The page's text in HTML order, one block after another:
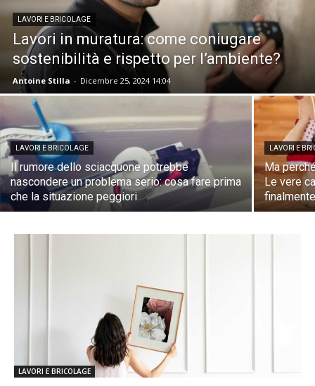
LAVORI E BRICOLAGE
Lavori in muratura: come coniugare
sostenibilità e rispetto per l’ambiente?
Antoine Stilla - Dicembre 25, 2024 14:04
LAVORI E BRICOLAGE
Il rumore dello sciacquone potrebbe
nascondere un problema serio: cosa fare prima
che la situazione peggiori
LAVORI E
Ma
Le vere
LAVORI E BRICOLAGE